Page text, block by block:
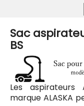
Sac
BS
Les aspirateurs
marque ALASKA